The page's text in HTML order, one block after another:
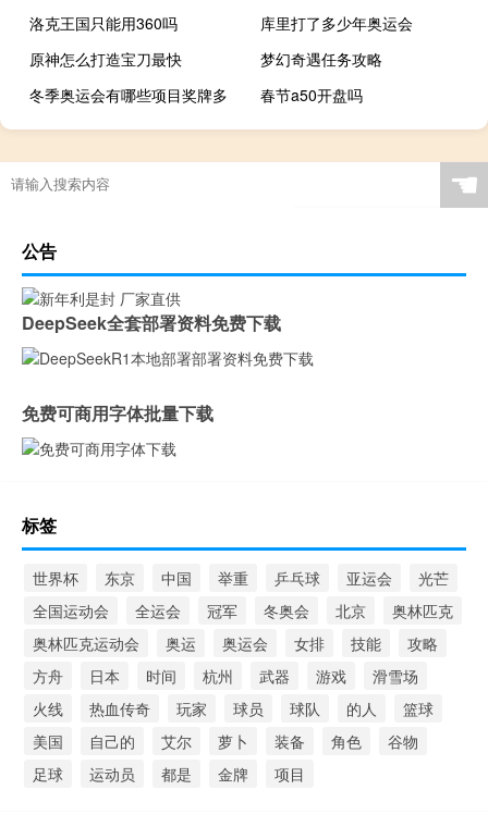
洛克王国只能用360吗
库里打了多少年奥运会
原神怎么打造宝刀最快
梦幻奇遇任务攻略
冬季奥运会有哪些项目奖牌多
春节a50开盘吗
奥运冠军奖牌归谁
苏联经过几次世界杯
财神爷过年怎么烧香
女排自由人是几号 ☚
公告
DeepSeek全套部署资料免费下载
免费可商用字体批量下载
标签
世界杯 东京 中国 举重 乒乓球 亚运会
光芒
全国运动会
全运会 冠军 冬奥会 北京
奥林匹克
奥林匹克运动会
奥运 奥运会 女排 技能
攻略
方舟
日本 时间 杭州 武器 游戏
滑雪场
火线
热血传奇 玩家 球员 球队 的人
篮球
美国
自己的 艾尔 萝卜 装备 角色
谷物
足球
运动员 都是 金牌 项目